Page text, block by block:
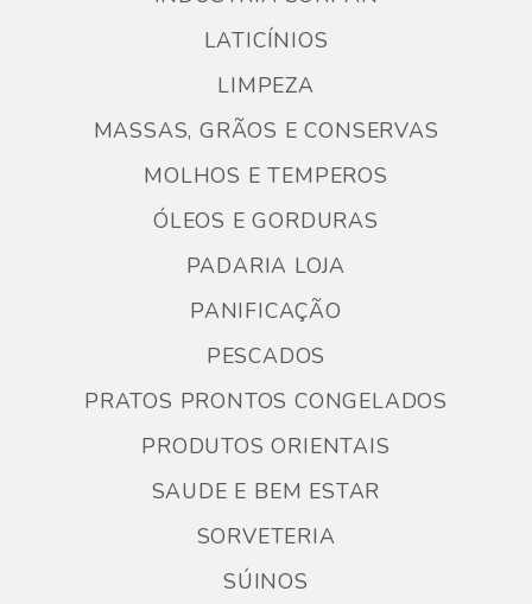
LATICÍNIOS
LIMPEZA
MASSAS, GRÃOS E CONSERVAS
MOLHOS E TEMPEROS
ÓLEOS E GORDURAS
PADARIA LOJA
PANIFICAÇÃO
PESCADOS
PRATOS PRONTOS CONGELADOS
PRODUTOS ORIENTAIS
SAUDE E BEM ESTAR
SORVETERIA
SÚINOS